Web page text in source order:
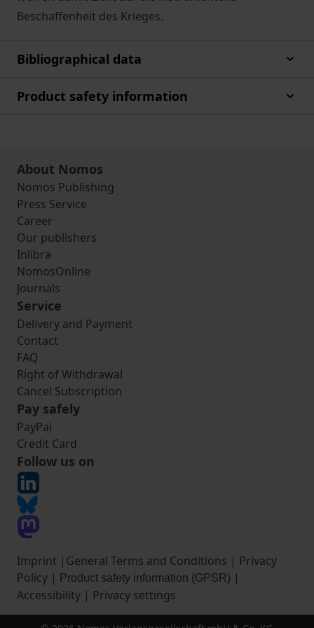
Beschaffenheit des Krieges.
Bibliographical data
Product safety information
About Nomos
Nomos Publishing
Press Service
Career
Our publishers
Inlibra
NomosOnline
Journals
Service
Delivery and Payment
Contact
FAQ
Right of Withdrawal
Cancel Subscription
Pay safely
PayPal
Credit Card
Follow us on
Imprint | General Terms and Conditions | Privacy
Policy | Product safety information (GPSR) |
Accessibility | Privacy settings